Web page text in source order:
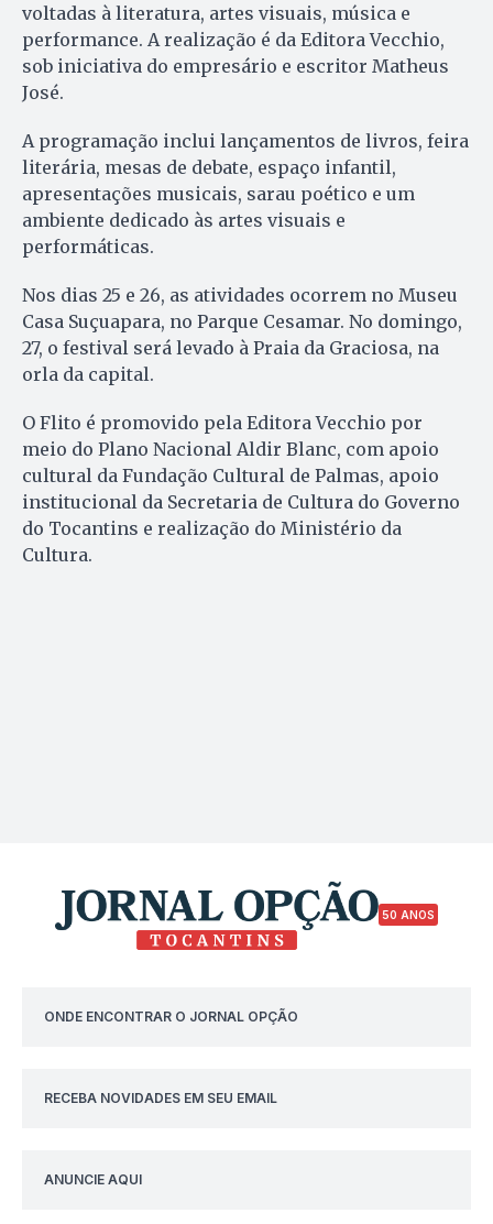
voltadas à literatura, artes visuais, música e
performance. A realização é da Editora Vecchio,
sob iniciativa do empresário e escritor Matheus
José.
A programação inclui lançamentos de livros, feira
literária, mesas de debate, espaço infantil,
apresentações musicais, sarau poético e um
ambiente dedicado às artes visuais e
performáticas.
Nos dias 25 e 26, as atividades ocorrem no Museu
Casa Suçuapara, no Parque Cesamar. No domingo,
27, o festival será levado à Praia da Graciosa, na
orla da capital.
O Flito é promovido pela Editora Vecchio por
meio do Plano Nacional Aldir Blanc, com apoio
cultural da Fundação Cultural de Palmas, apoio
institucional da Secretaria de Cultura do Governo
do Tocantins e realização do Ministério da
Cultura.
50 ANOS
ONDE ENCONTRAR O JORNAL OPÇÃO
RECEBA NOVIDADES EM SEU EMAIL
ANUNCIE AQUI